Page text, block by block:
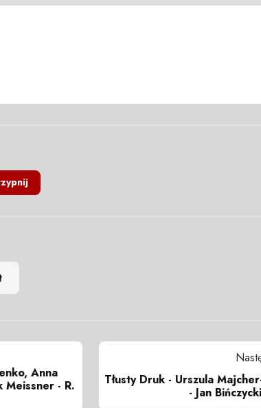
Anna
Meissner - R.
Tłusty Druk - Urszula
- Jan